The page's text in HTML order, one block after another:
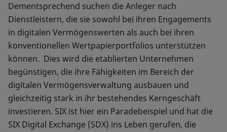
Dementsprechend suchen die Anleger nach
Dienstleistern, die sie sowohl bei ihren Engagements
in digitalen Vermögenswerten als auch bei ihren
konventionellen Wertpapierportfolios unterstützen
können. Dies wird die etablierten Unternehmen
begünstigen, die ihre Fähigkeiten im Bereich der
digitalen Vermögensverwaltung ausbauen und
gleichzeitig stark in ihr bestehendes Kerngeschäft
investieren. SIX ist hier ein Paradebeispiel und hat die
SIX Digital Exchange (SDX) ins Leben gerufen, die